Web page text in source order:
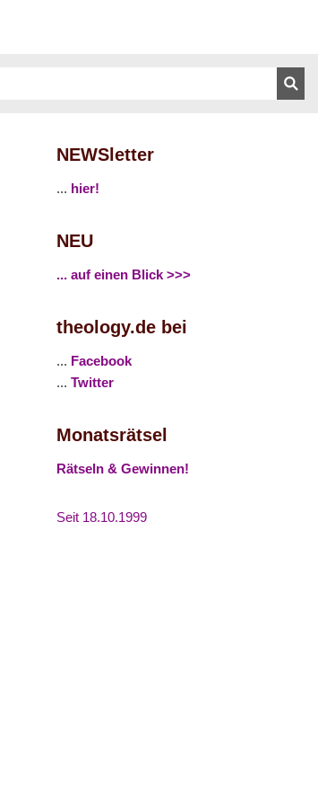
NEWSletter
... hier!
NEU
... auf einen Blick >>>
theology.de bei
... Facebook
... Twitter
Monatsrätsel
Rätseln & Gewinnen!
Seit 18.10.1999